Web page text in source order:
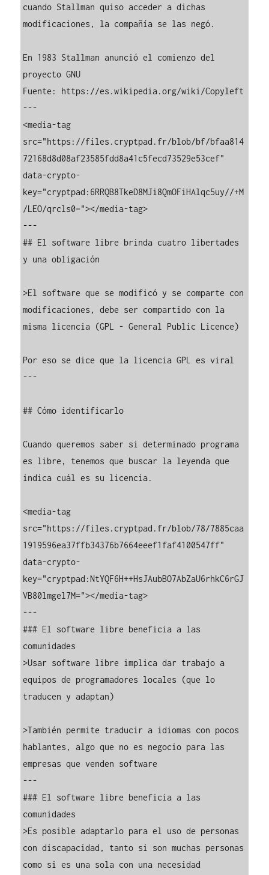
cuando Stallman quiso acceder a dichas
modificaciones, la compañía se las negó.
En 1983 Stallman anunció el comienzo del
proyecto GNU
Fuente: https://es.wikipedia.org/wiki/Copyleft
---
<media-tag
src="https://files.cryptpad.fr/blob/bf/bfaa814
72168d8d08af23585fdd8a41c5fecd73529e53cef"
data-crypto-
key="cryptpad:6RRQB8TkeD8MJi8QmOFiHAlqc5uy//+M
/LEO/qrcls0="></media-tag>
---
## El software libre brinda cuatro libertades
y una obligación
>El software que se modificó y se comparte con
modificaciones, debe ser compartido con la
misma licencia (GPL - General Public Licence)
Por eso se dice que la licencia GPL es viral
---
## Cómo identificarlo
Cuando queremos saber si determinado programa
es libre, tenemos que buscar la leyenda que
indica cuál es su licencia.
<media-tag
src="https://files.cryptpad.fr/blob/78/7885caa
1919596ea37ffb34376b7664eeef1faf4100547ff"
data-crypto-
key="cryptpad:NtYQF6H++HsJAubBO7AbZaU6rhkC6rGJ
VB80lmgel7M="></media-tag>
---
### El software libre beneficia a las
comunidades
>Usar software libre implica dar trabajo a
equipos de programadores locales (que lo
traducen y adaptan)
>También permite traducir a idiomas con pocos
hablantes, algo que no es negocio para las
empresas que venden software
---
### El software libre beneficia a las
comunidades
>Es posible adaptarlo para el uso de personas
con discapacidad, tanto si son muchas personas
como si es una sola con una necesidad